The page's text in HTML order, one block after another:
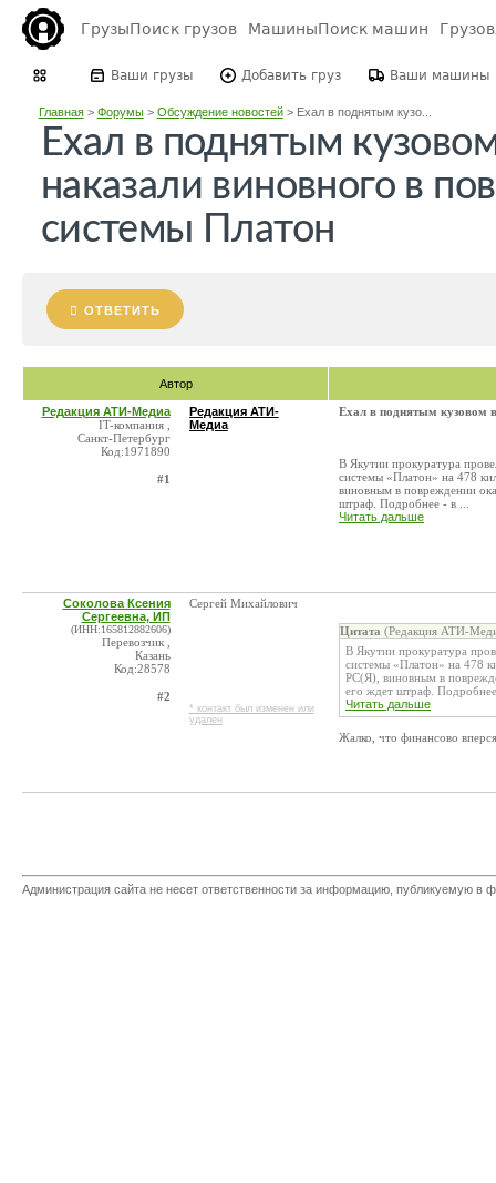
ГрузыПоиск грузов МашиныПоиск машин
Ваши грузы Добавить груз Ваши машины
Главная> Форумы> Обсуждение новостей> Ехал в поднятым кузо...
Ехал в поднятым
наказали виновного в
системы Платон
ОТВЕТИТЬ
Автор
Редакция АТИ-Медиа
IT-компания ,
Санкт-Петербург
Код:1971890
#1
Редакция АТИ-
Медиа
Ехал в поднятым кузовом
В Якутии прокуратура
системы «Платон» на 478
виновным в повреждении
штраф. Подробнее - в ...
Читать дальше
Соколова Ксения
Сергеевна, ИП
(ИНН:165812882606)
Перевозчик ,
Казань
Код:28578
#2
Сергей Михайлович
* контакт был изменен или
удален
Цитата (Редакция АТИ-
В Якутии прокуратура
системы «Платон» на 478
РС(Я), виновным в
его ждет штраф.
Читать дальше
Жалко, что финансово
Администрация сайта не несет ответственности за информацию, публикуемую